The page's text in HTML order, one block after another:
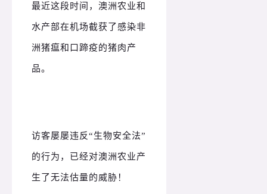
最近这段时间，澳洲农业和
水产部在机场截获了感染非
洲猪瘟和口蹄疫的猪肉产
品。
访客屡屡违反“生物安全法”
的行为，已经对澳洲农业产
生了无法估量的威胁！